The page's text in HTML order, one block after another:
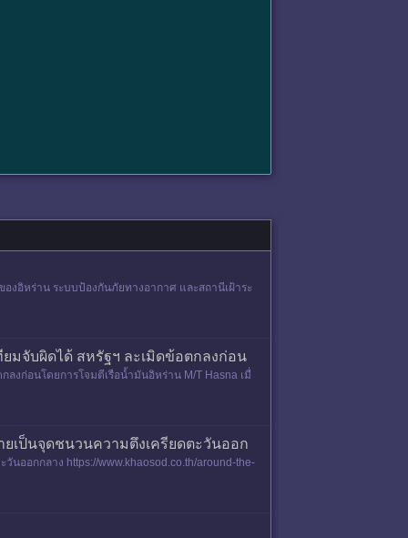
อิหร่าน ระบบป้องกันภัยทางอากาศ และสถานีเฝ้าระ
มจับผิดได้ สหรัฐฯ ละเมิดข้อตกลงก่อน
งก่อนโดยการโจมตีเรือน้ำมันอิหร่าน M/T Hasna เมื่
เป็นจุดชนวนความตึงเครียดตะวันออก
นออกกลาง https://www.khaosod.co.th/around-the-